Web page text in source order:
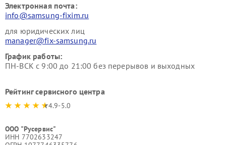
Электронная почта:
info@samsung-fixim.ru
для юридических лиц
manager@fix-samsung.ru
График работы:
ПН-ВСК с 9:00 до 21:00 без перерывов и выходных
Рейтинг сервисного центра
4.9-5.0
ООО "Русервис"
ИНН 7702633247